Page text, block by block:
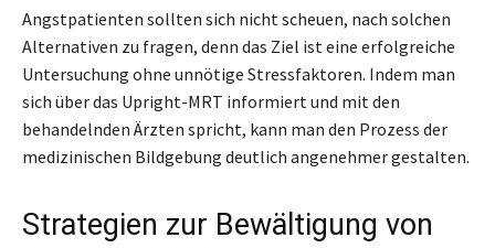
Angstpatienten sollten sich nicht scheuen, nach solchen
Alternativen zu fragen, denn das Ziel ist eine erfolgreiche
Untersuchung ohne unnötige Stressfaktoren. Indem man
sich über das Upright-MRT informiert und mit den
behandelnden Ärzten spricht, kann man den Prozess der
medizinischen Bildgebung deutlich angenehmer gestalten.
Strategien zur Bewältigung von